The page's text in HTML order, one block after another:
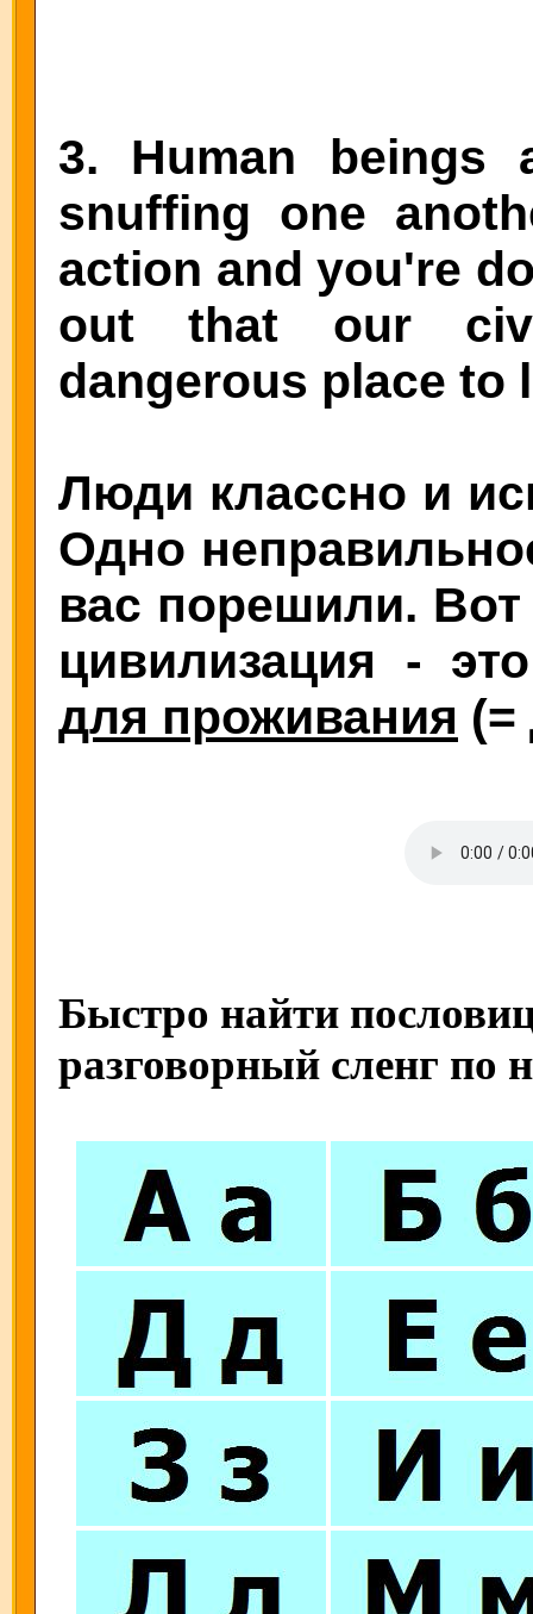
3. Human beings
snuffing one
action and you're
out that our
dangerous place to
Люди классно и
Одно
вас порешили. Вот
цивилизация -
для проживания (=
Быстро найти
разговорный сленг по